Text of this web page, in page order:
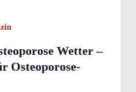
Wetter –
Osteoporose-